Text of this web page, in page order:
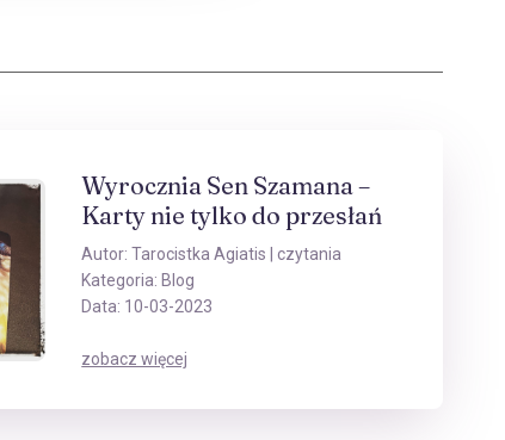
Wyrocznia Sen Szamana –
Karty nie tylko do przesłań
Autor:Tarocistka Agiatis | czytania
Kategoria: Blog
Data: 10-03-2023
zobacz więcej